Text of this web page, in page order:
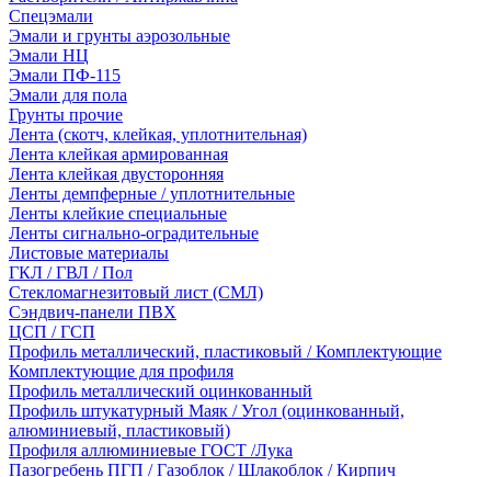
Спецэмали
Эмали и грунты аэрозольные
Эмали НЦ
Эмали ПФ-115
Эмали для пола
Грунты прочие
Лента (скотч, клейкая, уплотнительная)
Лента клейкая армированная
Лента клейкая двусторонняя
Ленты демпферные / уплотнительные
Ленты клейкие специальные
Ленты сигнально-оградительные
Листовые материалы
ГКЛ / ГВЛ / Пол
Стекломагнезитовый лист (СМЛ)
Сэндвич-панели ПВХ
ЦСП / ГСП
Профиль металлический, пластиковый / Комплектующие
Комплектующие для профиля
Профиль металлический оцинкованный
Профиль штукатурный Маяк / Угол (оцинкованный,
алюминиевый, пластиковый)
Профиля аллюминиевые ГОСТ /Лука
Пазогребень ПГП / Газоблок / Шлакоблок / Кирпич